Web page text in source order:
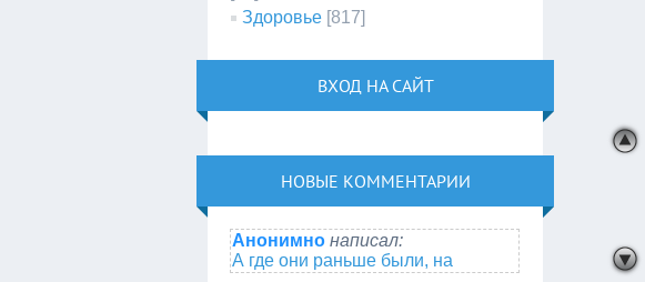
Здоровье [817]
ВХОД НА САЙТ
НОВЫЕ КОММЕНТАРИИ
Анонимно написал:
А где они раньше были, на